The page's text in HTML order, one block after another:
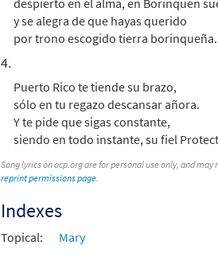
despierto en el alma, en Borinquen
y se alegra de que hayas querido
por trono escogido tierra borinqueña.
4.
Puerto Rico te tiende su brazo,
sólo en tu regazo descansar añora.
Y te pide que sigas constante,
siendo en todo instante, su fiel
Song lyrics on ocp.org are for personal use only, and
reprint permissions page.
Indexes
Topical: Mary